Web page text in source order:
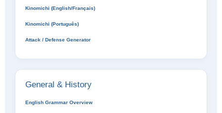
Kinomichi (English/Français)
Kinomichi (Português)
Attack / Defense Generator
General & History
English Grammar Overview